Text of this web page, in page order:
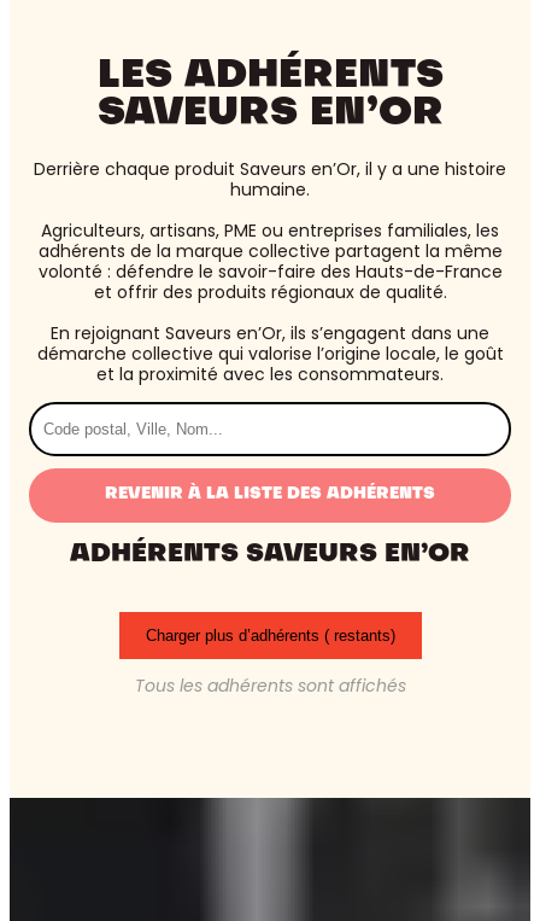
LES ADHÉRENTS
SAVEURS EN’OR
Derrière chaque produit Saveurs en’Or, il y a une histoire
humaine.
Agriculteurs, artisans, PME ou entreprises familiales, les
adhérents de la marque collective partagent la même
volonté : défendre le savoir-faire des Hauts-de-France
et offrir des produits régionaux de qualité.
En rejoignant Saveurs en’Or, ils s’engagent dans une
démarche collective qui valorise l’origine locale, le goût
et la proximité avec les consommateurs.
Rechercher
par
lieu
REVENIR À LA LISTE DES ADHÉRENTS
ADHÉRENTS SAVEURS EN’OR
Charger plus d’adhérents (restants)
Tous les adhérents sont affichés